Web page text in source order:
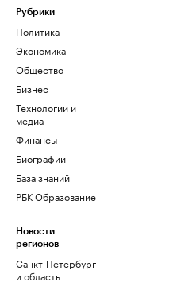
Рубрики
Политика
Экономика
Общество
Бизнес
Технологии и
медиа
Финансы
Биографии
База знаний
РБК Образование
Новости
регионов
Санкт-Петербург
и область